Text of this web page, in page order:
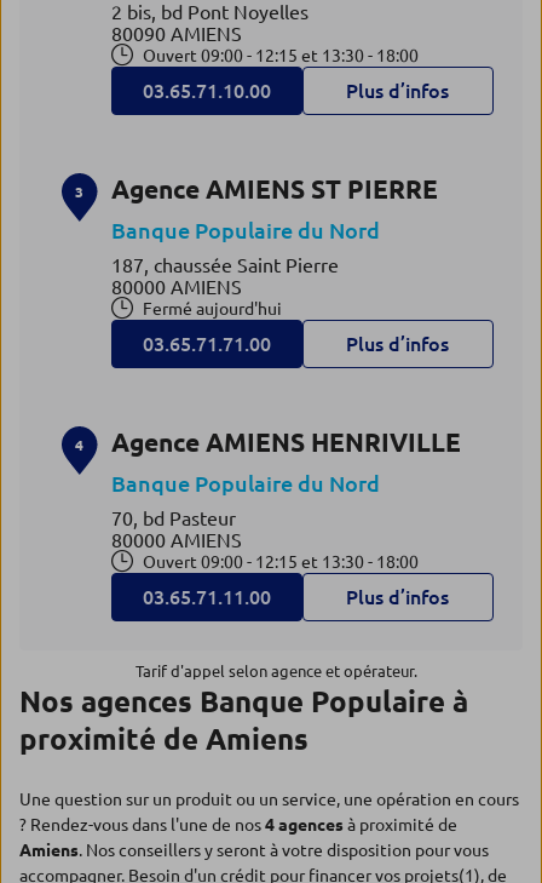
2 bis, bd Pont Noyelles
80090 AMIENS
Ouvert 09:00 - 12:15 et 13:30 - 18:00
03.65.71.10.00 Plus d’infos
3 Agence AMIENS ST PIERRE
Banque Populaire du Nord
187, chaussée Saint Pierre
80000 AMIENS
Fermé aujourd'hui
03.65.71.71.00 Plus d’infos
4 Agence AMIENS HENRIVILLE
Banque Populaire du Nord
70, bd Pasteur
80000 AMIENS
Ouvert 09:00 - 12:15 et 13:30 - 18:00
03.65.71.11.00 Plus d’infos
Tarif d'appel selon agence et opérateur.
Nos agences Banque Populaire à
proximité de Amiens
Une question sur un produit ou un service, une opération en cours
? Rendez-vous dans l'une de nos4 agencesà proximité de
Amiens. Nos conseillers y seront à votre disposition pour vous
accompagner. Besoin d'un crédit pour financer vos projets(1), de